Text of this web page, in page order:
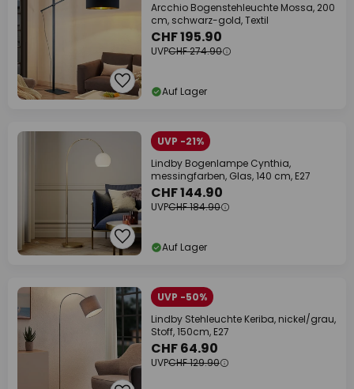
Arcchio Bogenstehleuchte Mossa, 200
cm, schwarz-gold, Textil
CHF 195.90
UVPCHF 274.90
Auf Lager
UVP -21%
Lindby Bogenlampe Cynthia,
messingfarben, Glas, 140 cm, E27
CHF 144.90
UVPCHF 184.90
Auf Lager
UVP -50%
Lindby Stehleuchte Keriba, nickel/grau,
Stoff, 150cm, E27
CHF 64.90
UVPCHF 129.90